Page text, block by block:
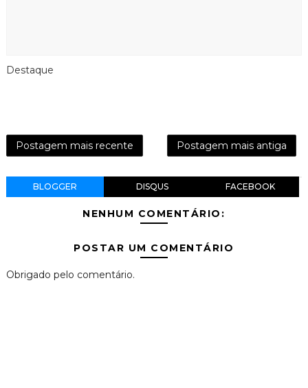
Destaque
Postagem mais recente Postagem mais antiga
BLOGGER DISQUS FACEBOOK
NENHUM COMENTÁRIO:
POSTAR UM COMENTÁRIO
Obrigado pelo comentário.